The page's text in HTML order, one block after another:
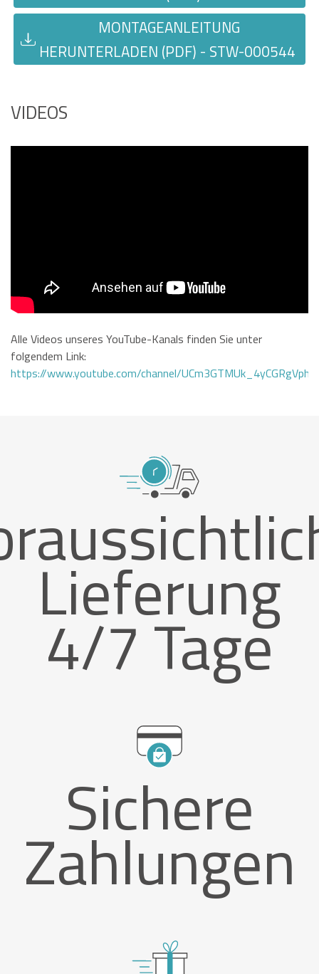
MONTAGEANLEITUNG
HERUNTERLADEN (PDF) - STW-000544
VIDEOS
Alle Videos unseres YouTube-Kanals finden Sie unter
folgendem Link:
https://www.youtube.com/channel/
Lieferung
4/7 Tage
Sichere
Zahlungen